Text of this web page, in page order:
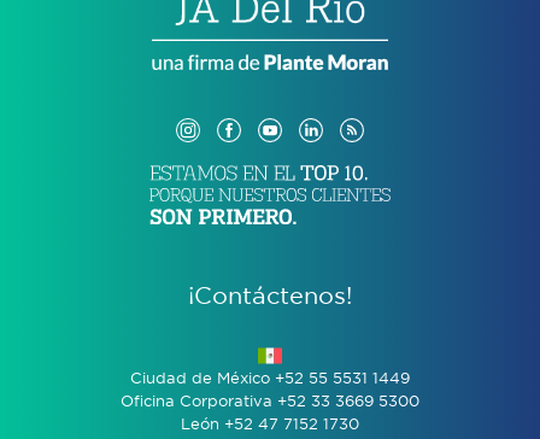
¡Contáctenos!
Ciudad de México +52 55 5531 1449
Oficina Corporativa +52 33 3669 5300
León +52 47 7152 1730